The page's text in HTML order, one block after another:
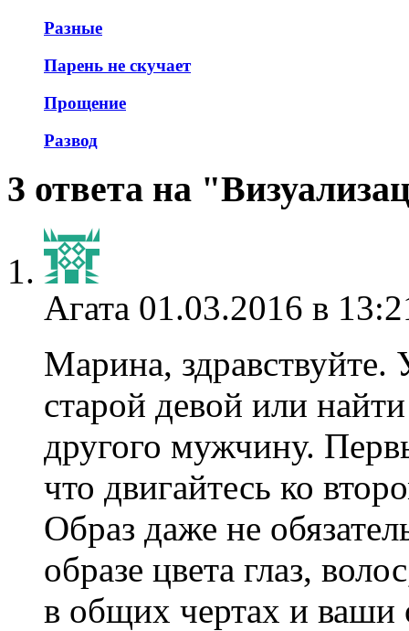
Разные
Парень не скучает
Прощение
Развод
3 ответа на
Агата 01.03.2016 в
Марина, здравствуйте.
старой девой или
другого мужчину.
что двигайтесь ко
Образ даже не
образе цвета глаз,
в общих чертах и ваши